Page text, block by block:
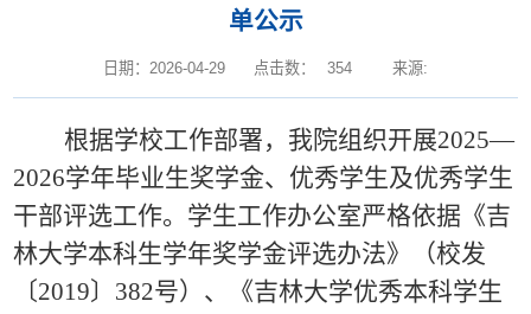
单公示
日期：2026-04-29 点击数： 354 来源:
根据学校工作部署，我院组织开展2025—
2026学年毕业生奖学金、优秀学生及优秀学生
干部评选工作。学生工作办公室严格依据《吉
林大学本科生学年奖学金评选办法》（校发
〔2019〕 382号）、《吉林大学优秀本科学生